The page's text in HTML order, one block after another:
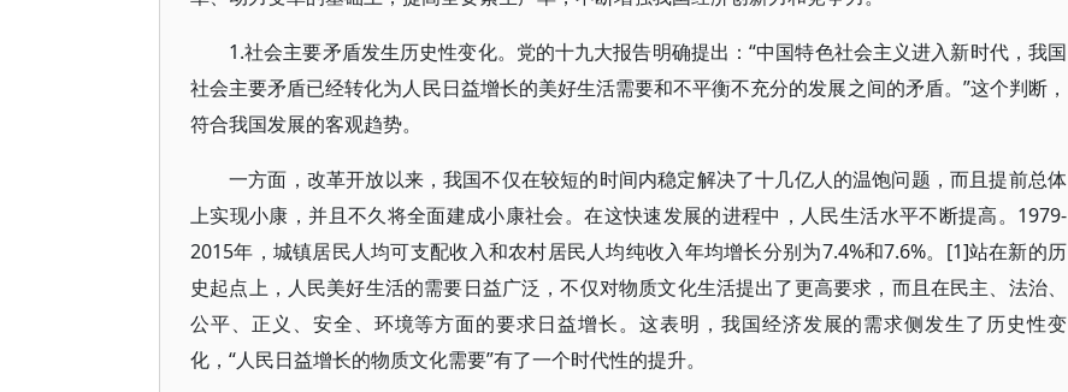
1.社会主要矛盾发生历史性变化。党的十九大报告明确提出：“中国特色社会主义进入新时代，我国
社会主要矛盾已经转化为人民日益增长的美好生活需要和不平衡不充分的发展之间的矛盾。”这个判断，
符合我国发展的客观趋势。
一方面，改革开放以来，我国不仅在较短的时间内稳定解决了十几亿人的温饱问题，而且提前总体
上实现小康，并且不久将全面建成小康社会。在这快速发展的进程中，人民生活水平不断提高。1979-
2015年，城镇居民人均可支配收入和农村居民人均纯收入年均增长分别为7.4%和7.6%。[1]站在新的历
史起点上，人民美好生活的需要日益广泛，不仅对物质文化生活提出了更高要求，而且在民主、法治、
公平、正义、安全、环境等方面的要求日益增长。这表明，我国经济发展的需求侧发生了历史性变
化，“人民日益增长的物质文化需要”有了一个时代性的提升。